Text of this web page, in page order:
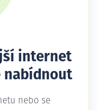
internet
nabídnout
nebo se